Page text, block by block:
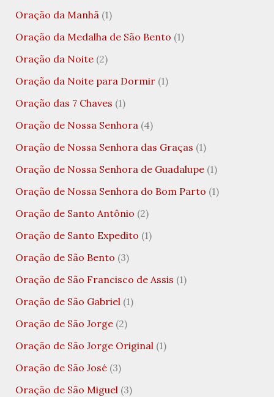
Oração da Manhã(1)
Oração da Medalha de São Bento (1)
Oração da Noite(2)
Oração da Noite para Dormir(1)
Oração das 7 Chaves (1)
Oração de Nossa Senhora(4)
Oração de Nossa Senhora das Graças (1)
Oração de Nossa Senhora de Guadalupe(1)
Oração de Nossa Senhora do Bom Parto (1)
Oração de Santo Antônio (2)
Oração de Santo Expedito (1)
Oração de São Bento (3)
Oração de São Francisco de Assis (1)
Oração de São Gabriel(1)
Oração de São Jorge(2)
Oração de São Jorge Original(1)
Oração de São José(3)
Oração de São Miguel(3)